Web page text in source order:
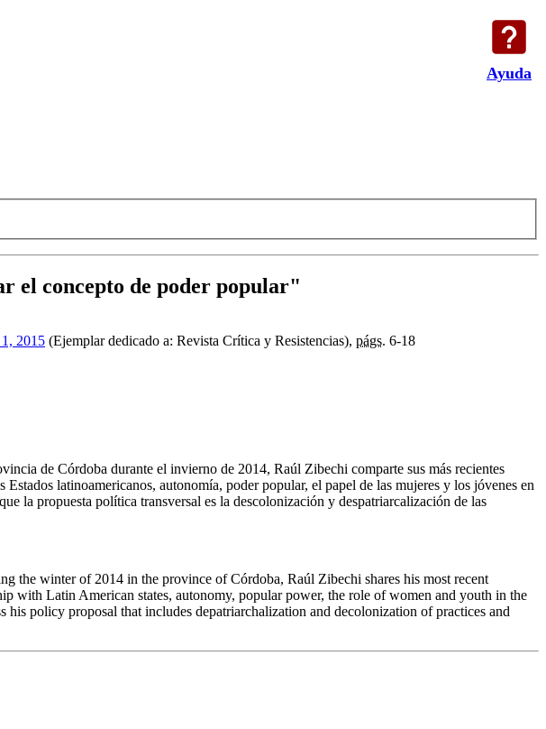
Ayuda
el concepto de poder popular"
2015 (Ejemplar dedicado a: Revista Crítica y Resistencias), págs. 6-18
de Córdoba durante el invierno de 2014, Raúl Zibechi comparte sus más recientes
latinoamericanos, autonomía, poder popular, el papel de las mujeres y los jóvenes en
la propuesta política transversal es la descolonización y despatriarcalización de las
the winter of 2014 in the province of Córdoba, Raúl Zibechi shares his most recent
with Latin American states, autonomy, popular power, the role of women and youth in the
policy proposal that includes depatriarchalization and decolonization of practices and